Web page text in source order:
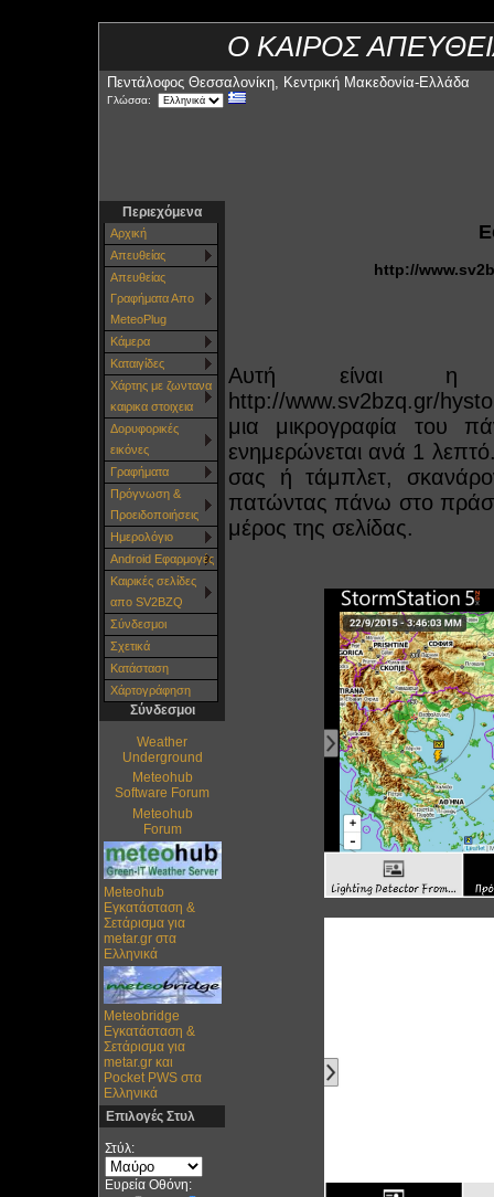
Ο ΚΑΙΡΟΣ
Πεντάλοφος Θεσσαλονίκη, Κεντρική Μακεδονία-Ελλάδα
Γλώσσα:
Περιεχόμενα
Αρχική
Απευθείας
Απευθείας
Γραφήματα Απο
MeteoPlug
Κάμερα
Καταιγίδες
Χάρτης με ζωντανα
καιρικα στοιχεια
Δορυφορικές
εικόνες
Γραφήματα
Πρόγνωση &
Προειδοποιήσεις
Ημερολόγιο
Android Εφαρμογές
Καιρικές σελίδες
απο SV2BZQ
Σύνδεσμοι
Σχετικά
Κατάσταση
Χάρτoγράφηση
Σύνδεσμοι
Weather
Underground
Meteohub
Software Forum
Meteohub
Forum
Meteohub
Εγκατάσταση &
Σετάρισμα για
metar.gr στα
Ελληνικά
Meteobridge
Εγκατάσταση &
Σετάρισμα για
metar.gr και
Pocket PWS στα
Ελληνικά
Επιλογές Στυλ
Στύλ:
Ευρεία Οθόνη:
http://
Αυτή είναι η
http://www.sv2bzq.gr/
μια μικρογραφία του
ενημερώνεται ανά 1
σας ή τάμπλετ,
πατώντας πάνω στο
μέρος της σελίδας.